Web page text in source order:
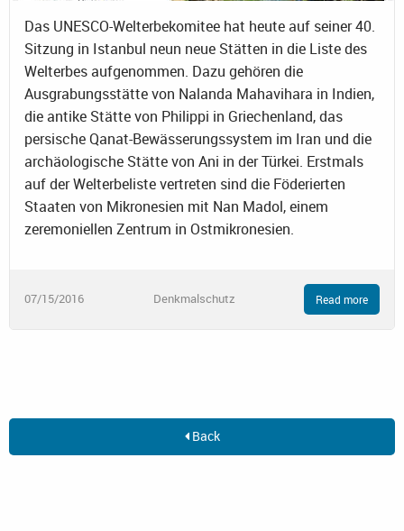
Das UNESCO-Welterbekomitee hat heute auf seiner 40.
Sitzung in Istanbul neun neue Stätten in die Liste des
Welterbes aufgenommen. Dazu gehören die
Ausgrabungsstätte von Nalanda Mahavihara in Indien,
die antike Stätte von Philippi in Griechenland, das
persische Qanat-Bewässerungssystem im Iran und die
archäologische Stätte von Ani in der Türkei. Erstmals
auf der Welterbeliste vertreten sind die Föderierten
Staaten von Mikronesien mit Nan Madol, einem
zeremoniellen Zentrum in Ostmikronesien.
07/15/2016 Denkmalschutz Read more
Back